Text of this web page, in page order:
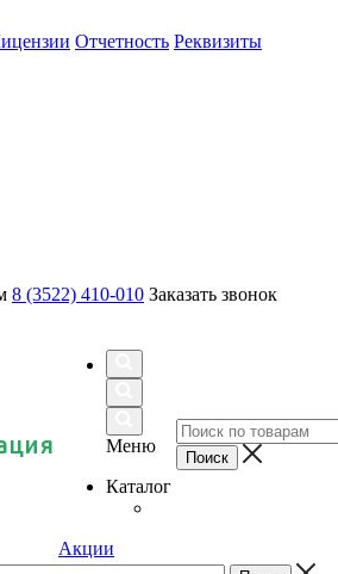
Отчетность Реквизиты
8 (3522) 410-010 Заказать звонок
Меню
Каталог
Акции